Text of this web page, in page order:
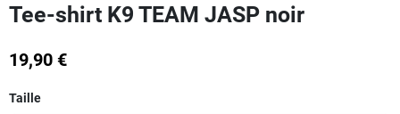
Tee-shirt K9 TEAM JASP noir
19,90 €
Taille